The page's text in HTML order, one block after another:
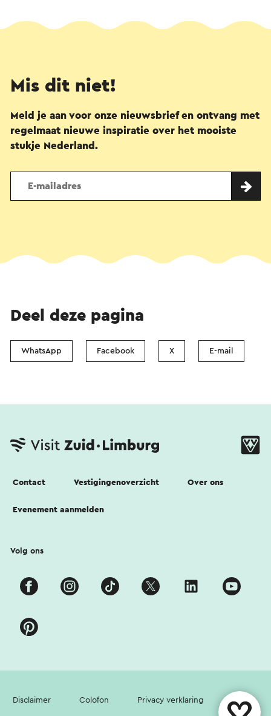
Mis dit niet!
Meld je aan voor onze nieuwsbrief en ontvang met
regelmaat nieuwe inspiratie over het mooiste
stukje Nederland.
Deel deze pagina
WhatsApp Facebook X E-mail
Contact Vestigingenoverzicht Over ons
Evenement aanmelden
Volg ons
Disclaimer Colofon Privacy verklaring